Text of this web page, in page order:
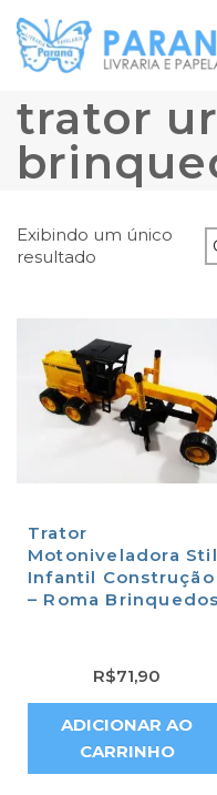
trator
Exibindo um único
resultado
Trator
Motoniveladora
Infantil Construção
– Roma Brinquedos
R$71,90
ADICIONAR AO
CARRINHO